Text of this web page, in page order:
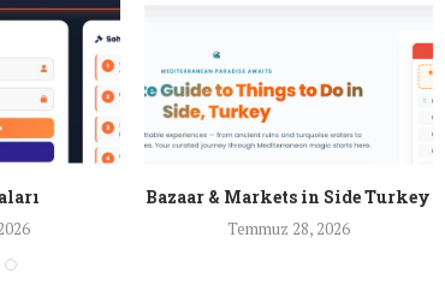
Bazaar & Markets in Side Turkey
Temmuz 28, 2026